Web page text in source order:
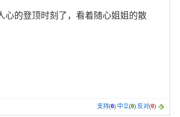
心的登顶时刻了，看着随心姐姐的散
支持(0) 中立(0) 反对(0)